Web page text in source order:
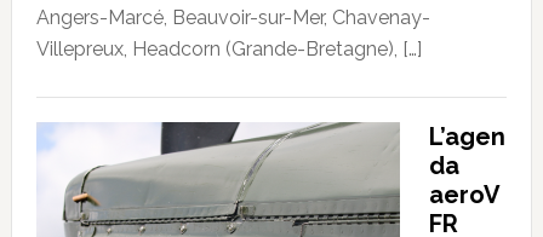
Angers-Marcé, Beauvoir-sur-Mer, Chavenay-
Villepreux, Headcorn (Grande-Bretagne), […]
L’agen
da
aeroV
FR